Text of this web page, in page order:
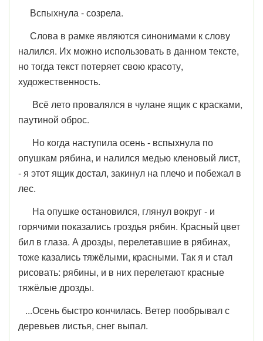
Вспыхнула - созрела.
Слова в рамке являются синонимами к слову
налился. Их можно использовать в данном тексте,
но тогда текст потеряет свою красоту,
художественность.
Всё лето провалялся в чулане ящик с красками,
паутиной оброс.
Но когда наступила осень - вспыхнула по
опушкам рябина, и налился медью кленовый лист,
- я этот ящик достал, закинул на плечо и побежал в
лес.
На опушке остановился, глянул вокруг - и
горячими показались гроздья рябин. Красный цвет
бил в глаза. А дрозды, перелетавшие в рябинах,
тоже казались тяжёлыми, красными. Так я и стал
рисовать: рябины, и в них перелетают красные
тяжёлые дрозды.
...Осень быстро кончилась. Ветер пообрывал с
деревьев листья, снег выпал.